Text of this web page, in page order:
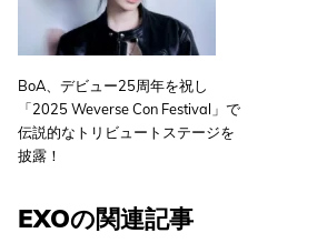
BoA、デビュー25周年を祝し
「2025 Weverse Con Festival」で
伝説的なトリビュートステージを
披露！
EXOの関連記事